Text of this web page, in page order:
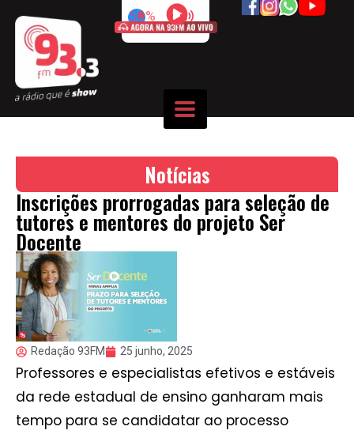
50%
Notícias
Inscrições prorrogadas para seleção de
tutores e mentores do projeto Ser
Docente
Redação 93FM 25 junho, 2025
Professores e especialistas efetivos e estáveis
da rede estadual de ensino ganharam mais
tempo para se candidatar ao processo